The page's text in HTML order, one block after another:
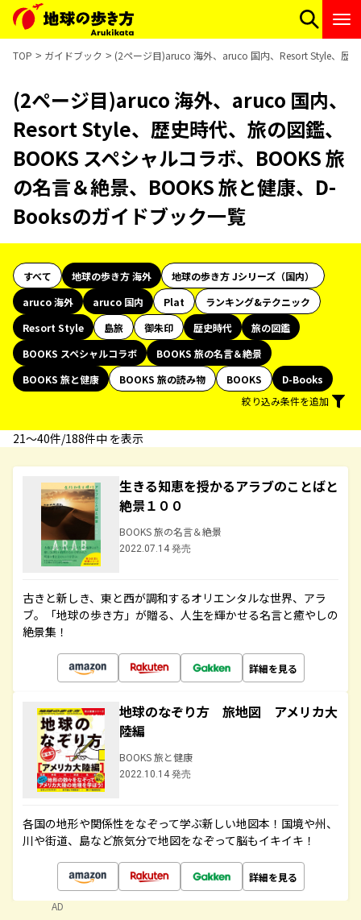
TOP ガイドブック (2ページ目)aruco 海外、aruco 国内、Resort Style、歴
(2ページ目)aruco 海外、aruco 国内、
Resort Style、歴史時代、旅の図鑑、
BOOKS スペシャルコラボ、BOOKS 旅
の名言＆絶景、BOOKS 旅と健康、D-
Booksのガイドブック一覧
すべて 地球の歩き方 海外
地球の歩き方 Jシリーズ（国内）
aruco 海外
aruco 国内 Plat
ランキング&テクニック
Resort Style
島旅 御朱印 歴史時代
旅の図鑑
BOOKS スペシャルコラボ
BOOKS 旅の名言＆絶景
BOOKS 旅と健康
BOOKS 旅の読み物 BOOKS
D-Books
絞り込み条件を追加
21〜40件/188件中 を表示
生きる知恵を授かるアラブのことばと
絶景１００
BOOKS 旅の名言＆絶景
2022.07.14 発売
古きと新しき、東と西が調和するオリエンタルな世界、アラ
ブ。「地球の歩き方」が贈る、人生を輝かせる名言と癒やしの
絶景集！
詳細を見る
地球のなぞり方 旅地図 アメリカ大
陸編
BOOKS 旅と健康
2022.10.14 発売
各国の地形や関係性をなぞって学ぶ新しい地図本！国境や州、
川や街道、島など旅気分で地図をなぞって脳もイキイキ！
詳細を見る
AD